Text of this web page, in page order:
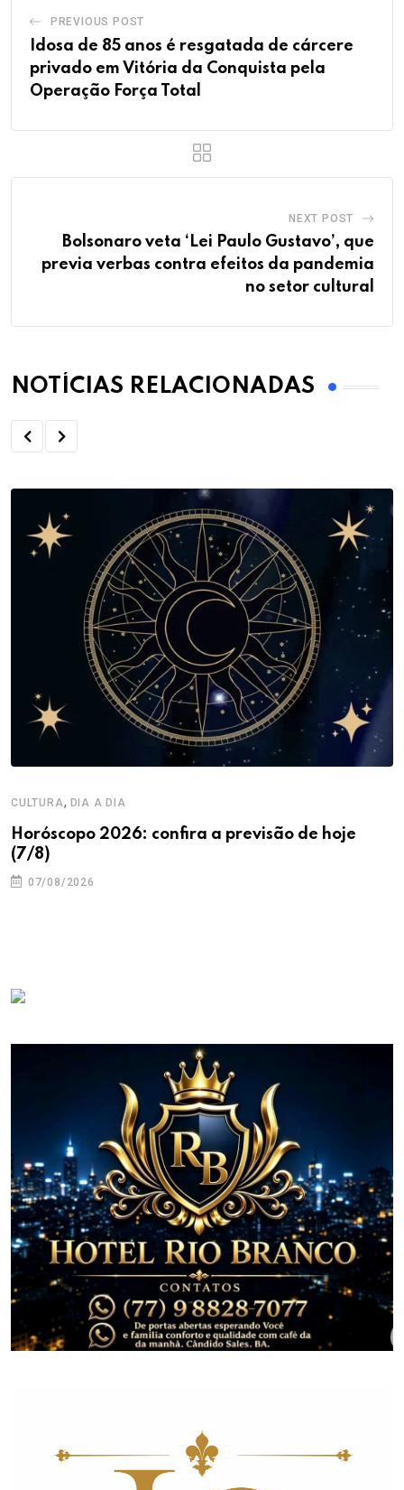
PREVIOUS POST
Idosa de 85 anos é resgatada de cárcere
privado em Vitória da Conquista pela
Operação Força Total
NEXT POST
Bolsonaro veta ‘Lei Paulo Gustavo’, que
previa verbas contra efeitos da pandemia
no setor cultural
NOTÍCIAS RELACIONADAS
CULTURA, DIA A DIA
Horóscopo 2026: confira a previsão de hoje
(7/8)
07/08/2026